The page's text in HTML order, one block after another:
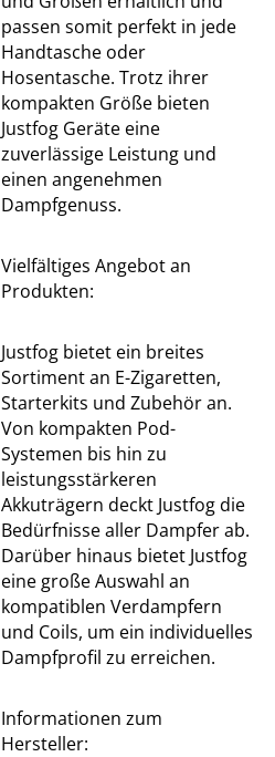
passen somit perfekt in jede
Handtasche oder
Hosentasche. Trotz ihrer
kompakten Größe bieten
Justfog Geräte eine
zuverlässige Leistung und
einen angenehmen
Dampfgenuss.
Vielfältiges Angebot an
Produkten:
Justfog bietet ein breites
Sortiment an E-Zigaretten,
Starterkits und Zubehör an.
Von kompakten Pod-
Systemen bis hin zu
leistungsstärkeren
Akkuträgern deckt Justfog die
Bedürfnisse aller Dampfer ab.
Darüber hinaus bietet Justfog
eine große Auswahl an
kompatiblen Verdampfern
und Coils, um ein individuelles
Dampfprofil zu erreichen.
Informationen zum
Hersteller: